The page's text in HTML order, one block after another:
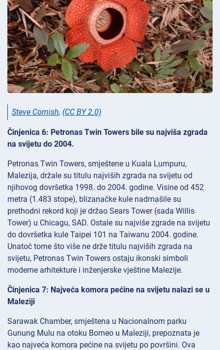
Steve Cornish, (CC BY 2.0)
Činjenica 6: Petronas Twin Towers bile su najviša zgrada
na svijetu do 2004.
Petronas Twin Towers, smještene u Kuala Lumpuru,
Malezija, držale su titulu najviših zgrada na svijetu od
njihovog dovršetka 1998. do 2004. godine. Visine od 452
metra (1.483 stope), blizanačke kule nadmašile su
prethodni rekord koji je držao Sears Tower (sada Willis
Tower) u Chicagu, SAD. Ostale su najviše zgrade na svijetu
do dovršetka kule Taipei 101 na Taiwanu 2004. godine.
Unatoč tome što više ne drže titulu najviših zgrada na
svijetu, Petronas Twin Towers ostaju ikonski simboli
moderne arhitekture i inženjerske vještine Malezije.
Činjenica 7: Najveća komora pećine na svijetu nalazi se u
Maleziji
Sarawak Chamber, smještena u Nacionalnom parku
Gunung Mulu na otoku Borneo u Maleziji, prepoznata je
kao najveća komora pećine na svijetu po površini. Ova